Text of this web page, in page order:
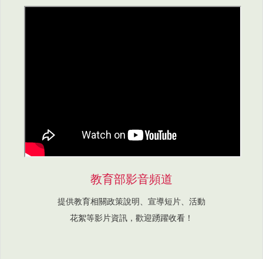
教育部影音頻道
提供教育相關政策說明、宣導短片、活動
花絮等影片資訊，歡迎踴躍收看！